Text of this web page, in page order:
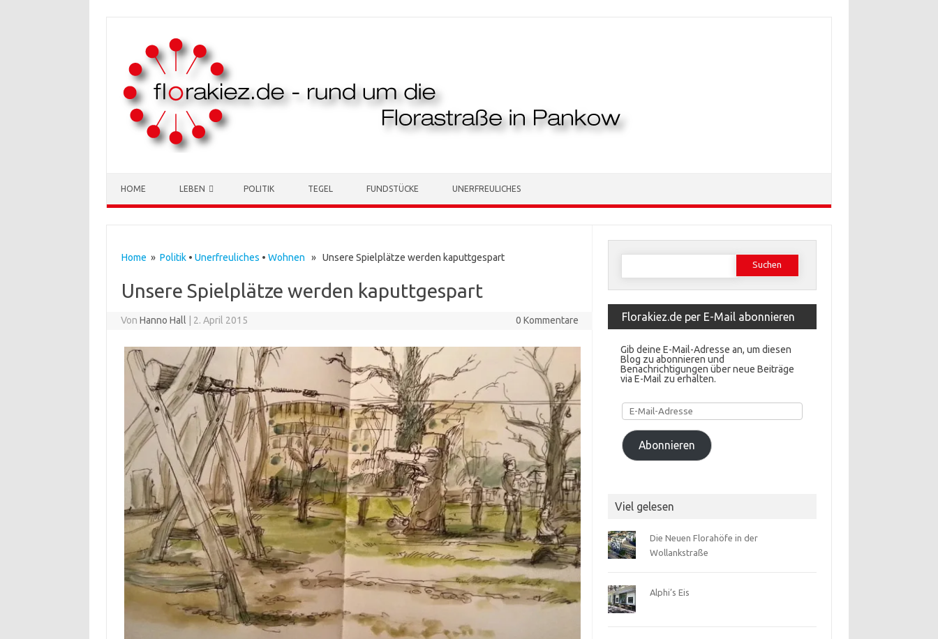
HOME LEBEN POLITIK TEGEL FUNDSTÜCKE UNERFREULICHES
Home » Politik• Unerfreuliches • Wohnen » Unsere Spielplätze werden kaputtgespart
Unsere Spielplätze werden kaputtgespart
VonHanno Hall 2. April 2015 0 Kommentare
Suchen
Florakiez.de per E-Mail abonnieren
Gib deine E-Mail-Adresse an, um diesen
Blog zu abonnieren und
Benachrichtigungen über neue Beiträge
via E-Mail zu erhalten.
E-
Mail-
Adresse
Abonnieren
Viel gelesen
Die Neuen Florahöfe in der
Wollankstraße
Alphi’s Eis